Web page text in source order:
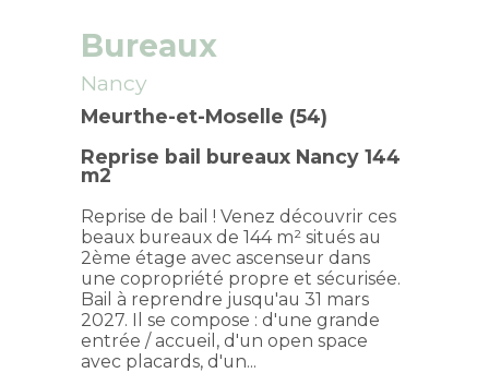
Bureaux
Nancy
Meurthe-et-Moselle (54)
Reprise bail bureaux Nancy 144
m2
Reprise de bail ! Venez découvrir ces
beaux bureaux de 144 m² situés au
2ème étage avec ascenseur dans
une copropriété propre et sécurisée.
Bail à reprendre jusqu'au 31 mars
2027. Il se compose : d'une grande
entrée / accueil, d'un open space
avec placards, d'un...